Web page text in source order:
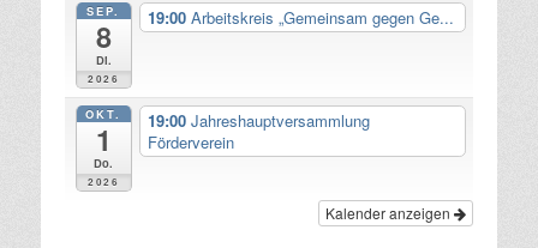
SEP.
8
Di.
2026
19:00 Arbeitskreis „Gemeinsam gegen Ge...
OKT.
1
Do.
2026
19:00 Jahreshauptversammlung
Förderverein
Kalender anzeigen